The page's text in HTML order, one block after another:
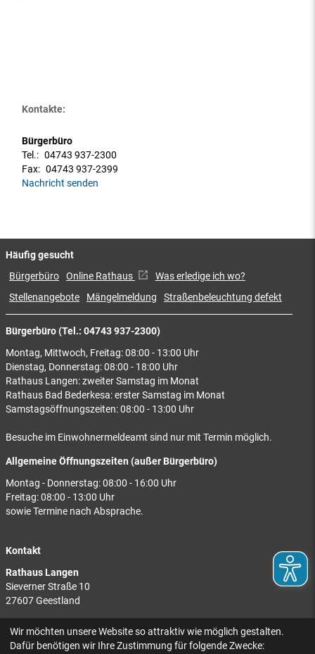
Kontakte:
Bürgerbüro
Tel.: 04743 937-2300
Fax: 04743 937-2399
Nachricht senden
Bürgerbüro (Tel.: 04743 937-2300)
Montag, Mittwoch, Freitag: 08:00 - 13:00 Uhr
Dienstag, Donnerstag: 08:00 - 18:00 Uhr
Rathaus Langen: zweiter Samstag im Monat
Rathaus Bad Bederkesa: erster Samstag im Monat
Samstagsöffnungszeiten: 08:00 - 13:00 Uhr
Besuche im Einwohnermeldeamt sind nur mit Termin möglich.
Allgemeine Öffnungszeiten (außer Bürgerbüro)
Montag - Donnerstag: 08:00 - 16:00 Uhr
Freitag: 08:00 - 13:00 Uhr
sowie Termine nach Absprache.
Kontakt
Rathaus Langen
Sieverner Straße 10
27607 Geestland
Rathaus Bad Bederkesa
Am Markt 8
Häufig gesucht
Bürgerbüro Online Rathaus
Was erledige ich wo?
Stellenangebote
Mängelmeldung Straßenbeleuchtung defekt
Wir möchten unsere Website so attraktiv wie möglich gestalten.
Dafür benötigen wir Ihre Zustimmung für folgende Zwecke: